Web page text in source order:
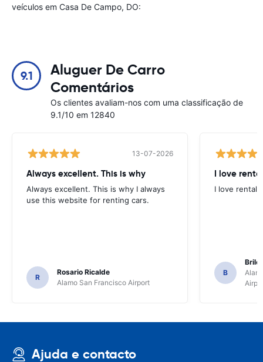
veículos em Casa De Campo, DO:
9.1
Aluguer De Carro
Comentários
Os clientes avaliam-nos com uma classificação de
9.1/10 em 12840
13-07-2026
Always excellent. This is why
Always excellent. This is why I always
use this website for renting cars.
R
Rosario Ricalde
Alamo San Francisco Airport
I love
I love rental
B
Ajuda e contacto